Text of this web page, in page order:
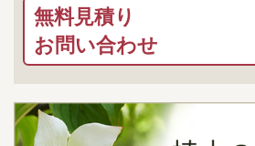
無料見積り
お問い合わせ